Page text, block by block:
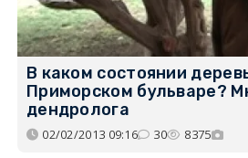
В каком состоянии
Приморском бульваре?
дендролога
02/02/2013 09:16 30 8375